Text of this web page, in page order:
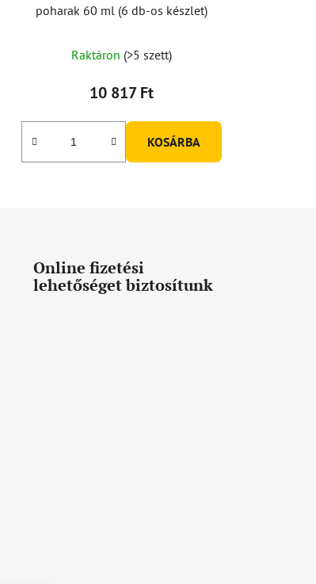
poharak 60 ml (6 db-os készlet)
Raktáron (>5 szett)
10 817 Ft
KOSÁRBA
Online fizetési
lehetőséget biztosítunk